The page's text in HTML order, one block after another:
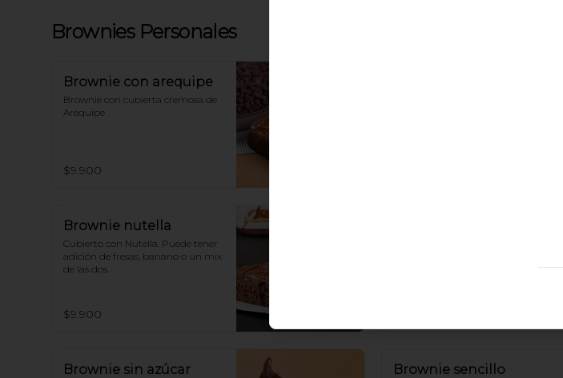
Brownies Personales
Brownie con arequipe
Brownie con cubierta cremosa de
Arequipe
$9.900
Brownie nutella
Cubierto con Nutella. Puede tener
adición de fresas, banano o un mix
de las dos.
$9.900
Brownie sin azúcar
Brownie sencillo